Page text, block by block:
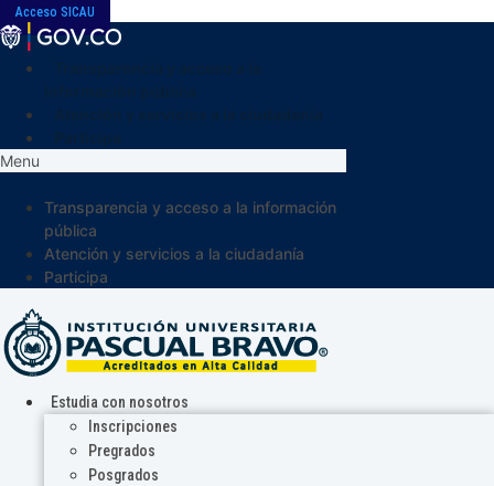
Acceso SICAU
Menu
Transparencia y acceso a la información
pública
Atención y servicios a la ciudadanía
Participa
Estudia con nosotros
Inscripciones
Pregrados
Posgrados